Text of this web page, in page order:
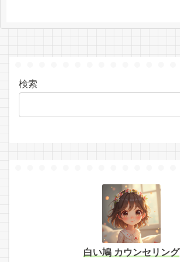
検索
白い鳩 カウンセリング